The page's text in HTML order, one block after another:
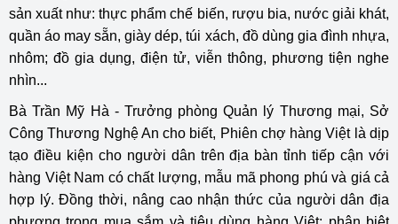
sản xuất như: thực phẩm chế biến, rượu bia, nước giải khát,
quần áo may sẵn, giày dép, túi xách, đồ dùng gia đình nhựa,
nhôm; đồ gia dụng, điện tử, viễn thông, phương tiện nghe
nhìn...
Bà Trần Mỹ Hà - Trưởng phòng Quản lý Thương mại, Sở
Công Thương Nghệ An cho biết, Phiên chợ hàng Việt là dịp
tạo điều kiện cho người dân trên địa bàn tỉnh tiếp cận với
hàng Việt Nam có chất lượng, mẫu mã phong phú và giá cả
hợp lý. Đồng thời, nâng cao nhận thức của người dân địa